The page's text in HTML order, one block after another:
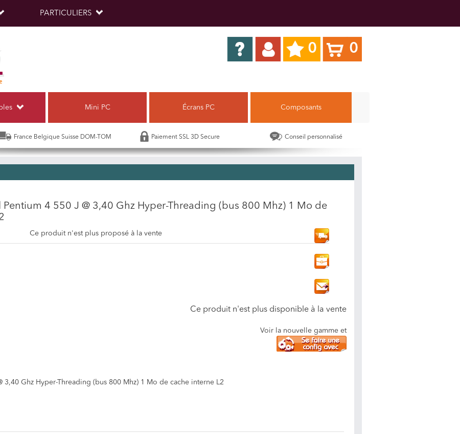
PARTICULIERS
0 0
Mini PC Écrans PC Composants
France Belgique Suisse DOM-TOM Paiement SSL 3D Secure Conseil personnalisé
Pentium 4 550 J @ 3,40 Ghz Hyper-Threading (bus 800 Mhz) 1 Mo de
Ce produit n'est plus proposé à la vente
Ce produit n'est plus disponible à la vente
Voir la nouvelle gamme et
3,40 Ghz Hyper-Threading (bus 800 Mhz) 1 Mo de cache interne L2